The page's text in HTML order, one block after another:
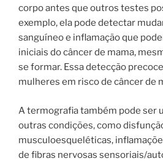
corpo antes que outros testes
exemplo, ela pode detectar
sanguíneo e inflamação que
iniciais do câncer de mama,
se formar. Essa detecção
mulheres em risco de câncer de
A termografia também pode ser
outras condições, como
musculoesqueléticas,
de fibras nervosas sensoriais/